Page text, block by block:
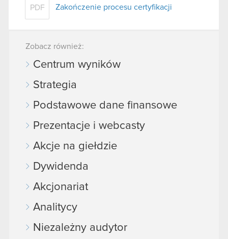
PDF Zakończenie procesu certyfikacji
Zobacz również:
Centrum wyników
Strategia
Podstawowe dane finansowe
Prezentacje i webcasty
Akcje na giełdzie
Dywidenda
Akcjonariat
Analitycy
Niezależny audytor